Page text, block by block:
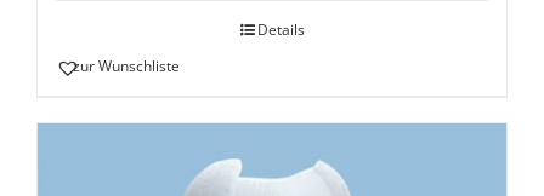
Details
zur Wunschliste